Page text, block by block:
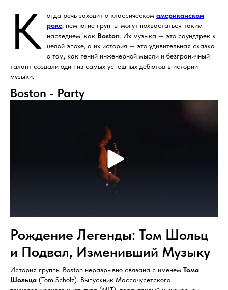
К огда речь заходит о классическом американском
роке, немногие группы могут похвастаться таким
наследием, как Boston. Их музыка — это саундтрек к
целой эпохе, а их история — это удивительная сказка
о том, как гений инженерной мысли и безграничный
талант создали один из самых успешных дебютов в истории
музыки.
Boston - Party
Рождение Легенды: Том Шольц
и Подвал, Изменивший Музыку
История группы Boston неразрывно связана с именем Тома
Шольца (Tom Scholz). Выпускник Массачусетского